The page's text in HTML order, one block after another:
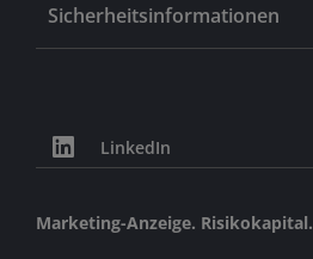
Sicherheitsinformationen
LinkedIn
Marketing-Anzeige. Risikokapital.